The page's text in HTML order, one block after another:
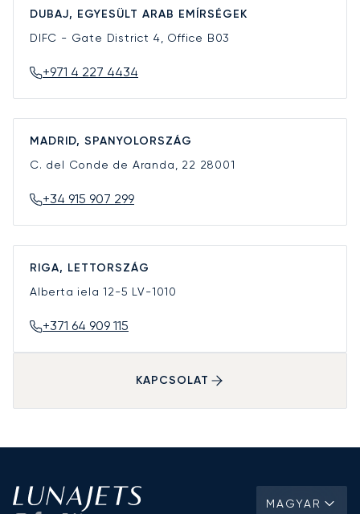
DUBAJ, EGYESÜLT ARAB EMÍRSÉGEK
DIFC - Gate District 4, Office B03
+971 4 227 4434
MADRID, SPANYOLORSZÁG
C. del Conde de Aranda, 22 28001
+34 915 907 299
RIGA, LETTORSZÁG
Alberta iela 12-5 LV-1010
+371 64 909 115
KAPCSOLAT
MAGYAR